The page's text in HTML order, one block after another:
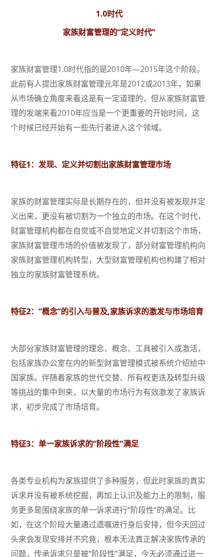
1.0时代
家族财富管理的“定义时代”
家族财富管理1.0时代指的是2010年—2015年这个阶段。
此前有人提出家族财富管理元年是2012或2013年，如果
从市场确立角度来看这是有一定道理的，但从家族财富管
理的发端来看2010年应当是一个更重要的开始时间，这
个时候已经开始有一些先行者进入这个领域。
特征1：发现、定义并切割出家族财富管理市场
家族的财富管理实际是长期存在的，但并没有被发现并定
义出来，更没有被切割为一个独立的市场。在这个时代，
财富管理机构都在自觉或不自觉地定义并切割这个市场，
家族财富管理市场的价值被发现了，部分财富管理机构向
家族财富管理机构转型，大型财富管理机构也构建了相对
独立的家族财富管理系统。
特征2：“概念”的引入与普及,家族诉求的激发与市场培育
大部分家族财富管理的理念、概念、工具被引入或激活，
包括家族办公室在内的新型财富管理模式被系统介绍给中
国家族。伴随着家族的世代交替、所有权更迭及转型升级
等挑战的集中到来，以大量的市场行为有效激发了家族诉
求，初步完成了市场培育。
特征3：单一家族诉求的“阶段性”满足
各类专业机构为家族提供了多种服务，但此时家族的真实
诉求并没有被系统挖掘，再加上认识及能力上的限制，服
务更多是围绕家族的单一诉求进行“阶段性”的满足。比
如，在这个阶段大量通过遗嘱进行身后安排，但今天回过
头来会发现安排并不究竟，根本无法真正解决家族传承的
问题，传承诉求只是被“阶段性”满足，今天必须通过进一